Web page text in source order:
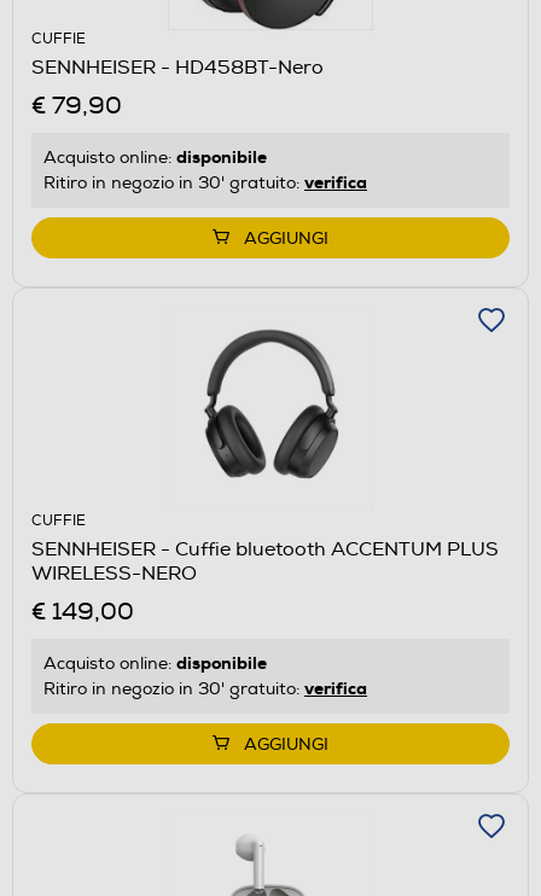
CUFFIE
SENNHEISER - HD458BT-Nero
€ 79,90
Acquisto online: disponibile
Ritiro in negozio in 30' gratuito: verifica
AGGIUNGI
CUFFIE
SENNHEISER - Cuffie bluetooth ACCENTUM PLUS
WIRELESS-NERO
€ 149,00
Acquisto online: disponibile
Ritiro in negozio in 30' gratuito: verifica
AGGIUNGI